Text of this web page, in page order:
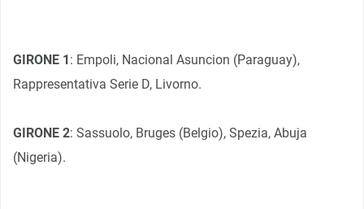
GIRONE 1: Empoli, Nacional Asuncion (Paraguay),
Rappresentativa Serie D, Livorno.
GIRONE 2: Sassuolo, Bruges (Belgio), Spezia, Abuja
(Nigeria).